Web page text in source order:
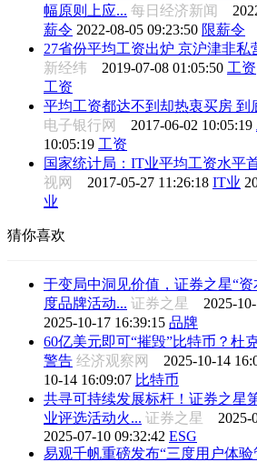
幅原则上应... 每日经济新闻
薪令 2022-08-05 09:23:50 限薪令
27省份平均工资出炉 京沪津非私
新经纬 2019-07-08 01:05:50 工资
工资
平均工资都达不到却热衷买房 到
电子银行网 2017-06-02 10:05:19
10:05:19 工资
国家统计局：IT业平均工资水平
视网 2017-05-27 11:26:18 IT业
业
猜你喜欢
于变局中洞见价值，证券之星“
度品牌活动... 证券之星 2025-
2025-10-17 16:39:15 品牌
60亿美元即可“摧毁”比特币？杜
警告 经济观察网 2025-10-14
10-14 16:09:07 比特币
共寻可持续发展标杆！证券之星
业评选活动火... 证券之星 2025-
2025-07-10 09:32:42 ESG
易观千帆重磅发布“三度用户体